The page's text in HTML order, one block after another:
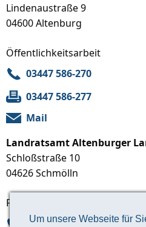
Um unsere Webseite für
Lindenaustraße 9
04600 Altenburg
Öffentlichkeitsarbeit
03447 586-270
03447 586-277
Mail
Landratsamt Altenburger
Schloßstraße 10
04626 Schmölln
Fachdienst Straßenbau und
03447 586-939